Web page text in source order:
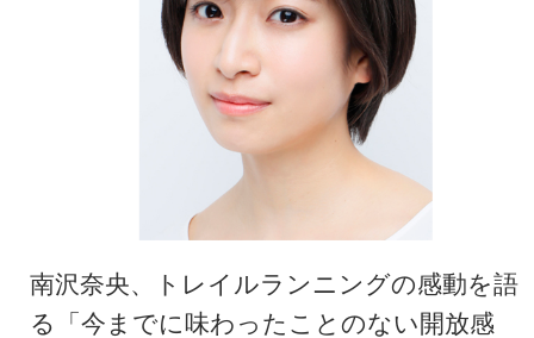
南沢奈央、トレイルランニングの感動を語
る「今までに味わったことのない開放感